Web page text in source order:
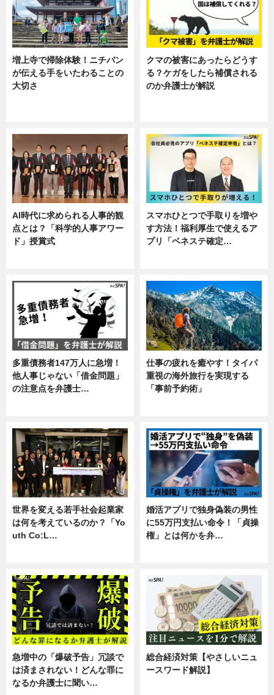
増上寺で掃除体験！ニチバン
が伝える手をいたわることの
大切さ
クマの被害にあったらどうす
る？ケガをしたら補償される
のか弁護士が解説
AI時代に求められる人事的観
点とは？「科学的人事アワー
ド」授賞式
スマホひとつで手取りを増や
す方法！福利厚生で使えるア
プリ「ベネステ確定…
多重債務者147万人に急増！
他人事じゃない「借金問題」
の注意点を弁護士…
仕事の疲れを癒やす！タイパ
重視の海外旅行を実現する
「事前予約術」
世界を変える若手社会起業家
は何を考えているのか？「Yo
uth Co:L…
婚活アプリで独身偽装の男性
に55万円支払い命令！「貞操
権」とは何かを弁…
急増中の「爆破予告」冗談で
は済まされない！どんな罪に
なるか弁護士に聞い…
総合経済対策【やさしいニュ
ースワード解説】